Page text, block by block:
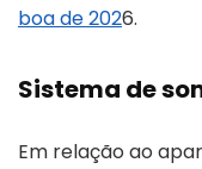
boa de 2026.
Sistema de
Em relação ao